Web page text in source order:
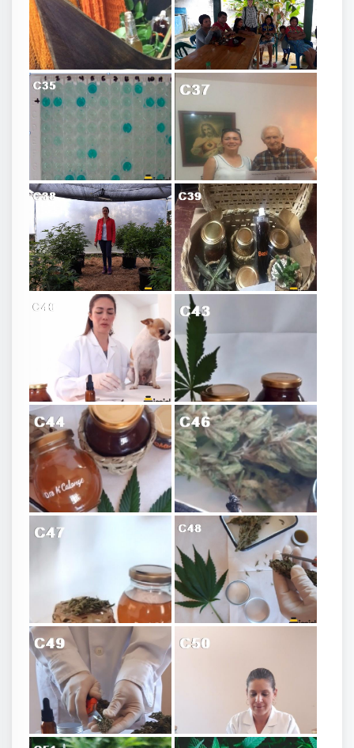
C28Miel exhibidor canoas C29Indígenas Emberas
C31 Variación colorimétrica sueros N caninum
C33Apicultura y Cannabis medicinal C34 Ancheta regalo
C35Apiterapia Veterinaria cannabis medicinal
C37Miel cannabis CBD C39Abejas tricomas cannabis
C41Flor cannabis
C42 C43Control de calidad cannabis